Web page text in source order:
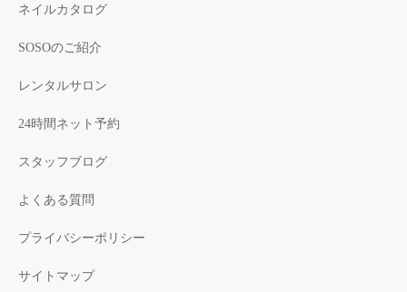
ネイルカタログ
SOSOのご紹介
レンタルサロン
24時間ネット予約
スタッフブログ
よくある質問
プライバシーポリシー
サイトマップ